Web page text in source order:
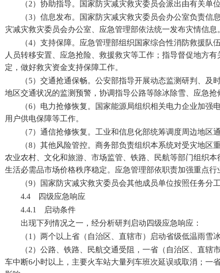
（2）协助指导。国家防灾减灾救灾委员会派出由有关
（3）信息发布。国家防灾减灾救灾委员会办公室负责
灾减灾救灾委员会办公室、应急管理部依法统一发布灾情信息
（4）支持保障。应急管理部组织国家综合性消防救援
人员转移安置、应急抢险、救援救灾等工作；指导督促地方
定，做好救灾资金支持保障工作。
（5）交通抢通保畅。公安部指导开展动态监测研判、
地区交通状况的监测预警，协调指导公路等除冰除雪、应急
（6）电力抢修恢复。国家能源局组织相关电力企业加
用户供电保障等工作。
（7）通信抢修恢复。工业和信息化部统筹调度周边地
（8）其他风险管控。商务部负责组织本系统对受灾地
农业农村、文化和旅游、市场监管、铁路、民航等部门组织
生活必需品市场价格秩序稳定。应急管理部依职责加强重点
（9）国家防灾减灾救灾委员会其他成员单位按照任务分
4.4 四级应急响应
4.4.1 启动条件
出现下列情况之一，经分析研判启动四级应急响应：
（1）两个以上省（自治区、直辖市）启动省级低温雨
（2）公路、铁路、民航交通受阻，一省（自治区、直
车中断6小时以上，主要火车站大量列车班次延误或取消；一